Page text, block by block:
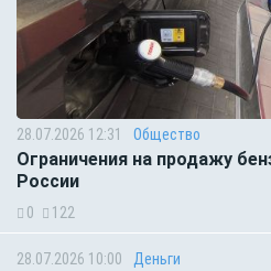
28.07.2026 12:31 Общество
Ограничения на продажу
России
0 122
28.07.2026 10:00 Деньги